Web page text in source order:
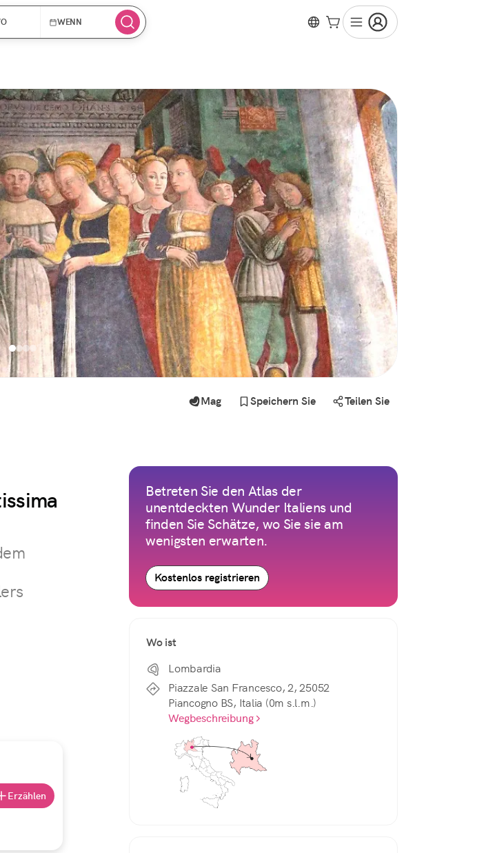
WENN
Erzählen
Mag Speichern Sie Teilen Sie
Betreten Sie den Atlas der
unentdeckten Wunder Italiens und
finden Sie Schätze, wo Sie sie am
wenigsten erwarten.
Kostenlos registrieren
Wo ist
Lombardia
Piazzale San Francesco, 2, 25052
Piancogno BS, Italia (0m s.l.m.)
Wegbeschreibung